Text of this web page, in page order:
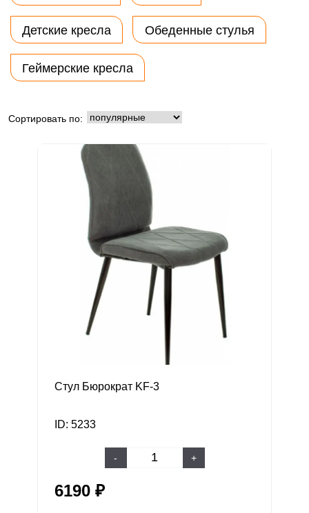
Детские кресла Обеденные стулья
Геймерские кресла
Сортировать по:
Стул Бюрократ KF-3
ID: 5233
- +
6190 ₽